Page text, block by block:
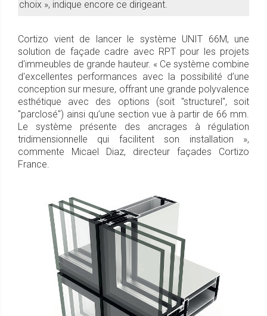
choix », indique encore ce dirigeant.
Cortizo vient de lancer le système UNIT 66M, une
solution de façade cadre avec RPT pour les projets
d'immeubles de grande hauteur. « Ce système combine
d'excellentes performances avec la possibilité d’une
conception sur mesure, offrant une grande polyvalence
esthétique avec des options (soit "structurel", soit
"parclosé") ainsi qu’une section vue à partir de 66 mm.
Le système présente des ancrages à régulation
tridimensionnelle qui facilitent son installation »,
commente Micael Diaz, directeur façades Cortizo
France.